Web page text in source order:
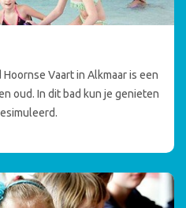
Vaart in Alkmaar is een
oud. In dit bad kun je genieten